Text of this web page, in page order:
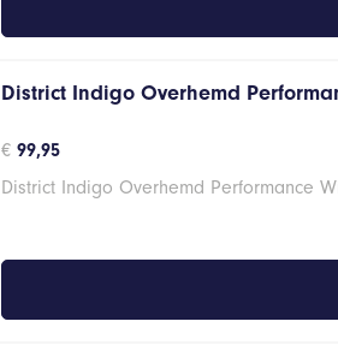
District Indigo Overhemd
€ 99,95
District Indigo Overhemd Performance